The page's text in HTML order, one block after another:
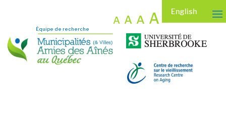
Équipe de recherche
English
A A A A